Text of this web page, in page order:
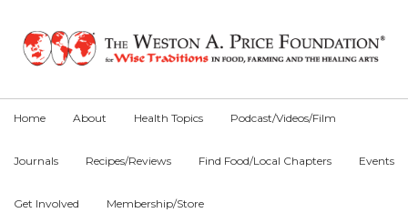
primary
main
primary
Home About Health Topics Podcast/Videos/Film
Journals Recipes/Reviews Find Food/Local Chapters Events
Get Involved Membership/Store